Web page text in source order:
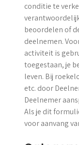
conditie te
beoordelen of
deelnemen.
activiteit is
toegestaan, je
leven. Bij
etc. door
Deelnemer
Als je dit
voor aanvang